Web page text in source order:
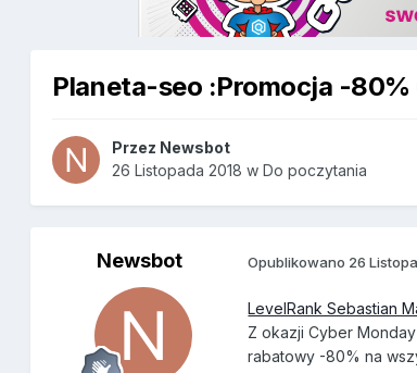
Planeta-seo :Promocja -
Przez Newsbot
26 Listopada 2018 wDo poczytania
Newsbot Opublikowano 26
LevelRank Sebastian
Z okazji Cyber
rabatowy -80% na